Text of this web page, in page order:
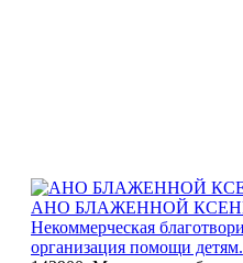
АНО БЛАЖЕННОЙ
Некоммерческая
организация помощи детям.